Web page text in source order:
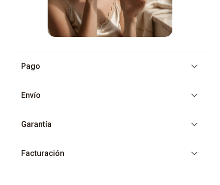
Pago
Envío
Garantía
Facturación